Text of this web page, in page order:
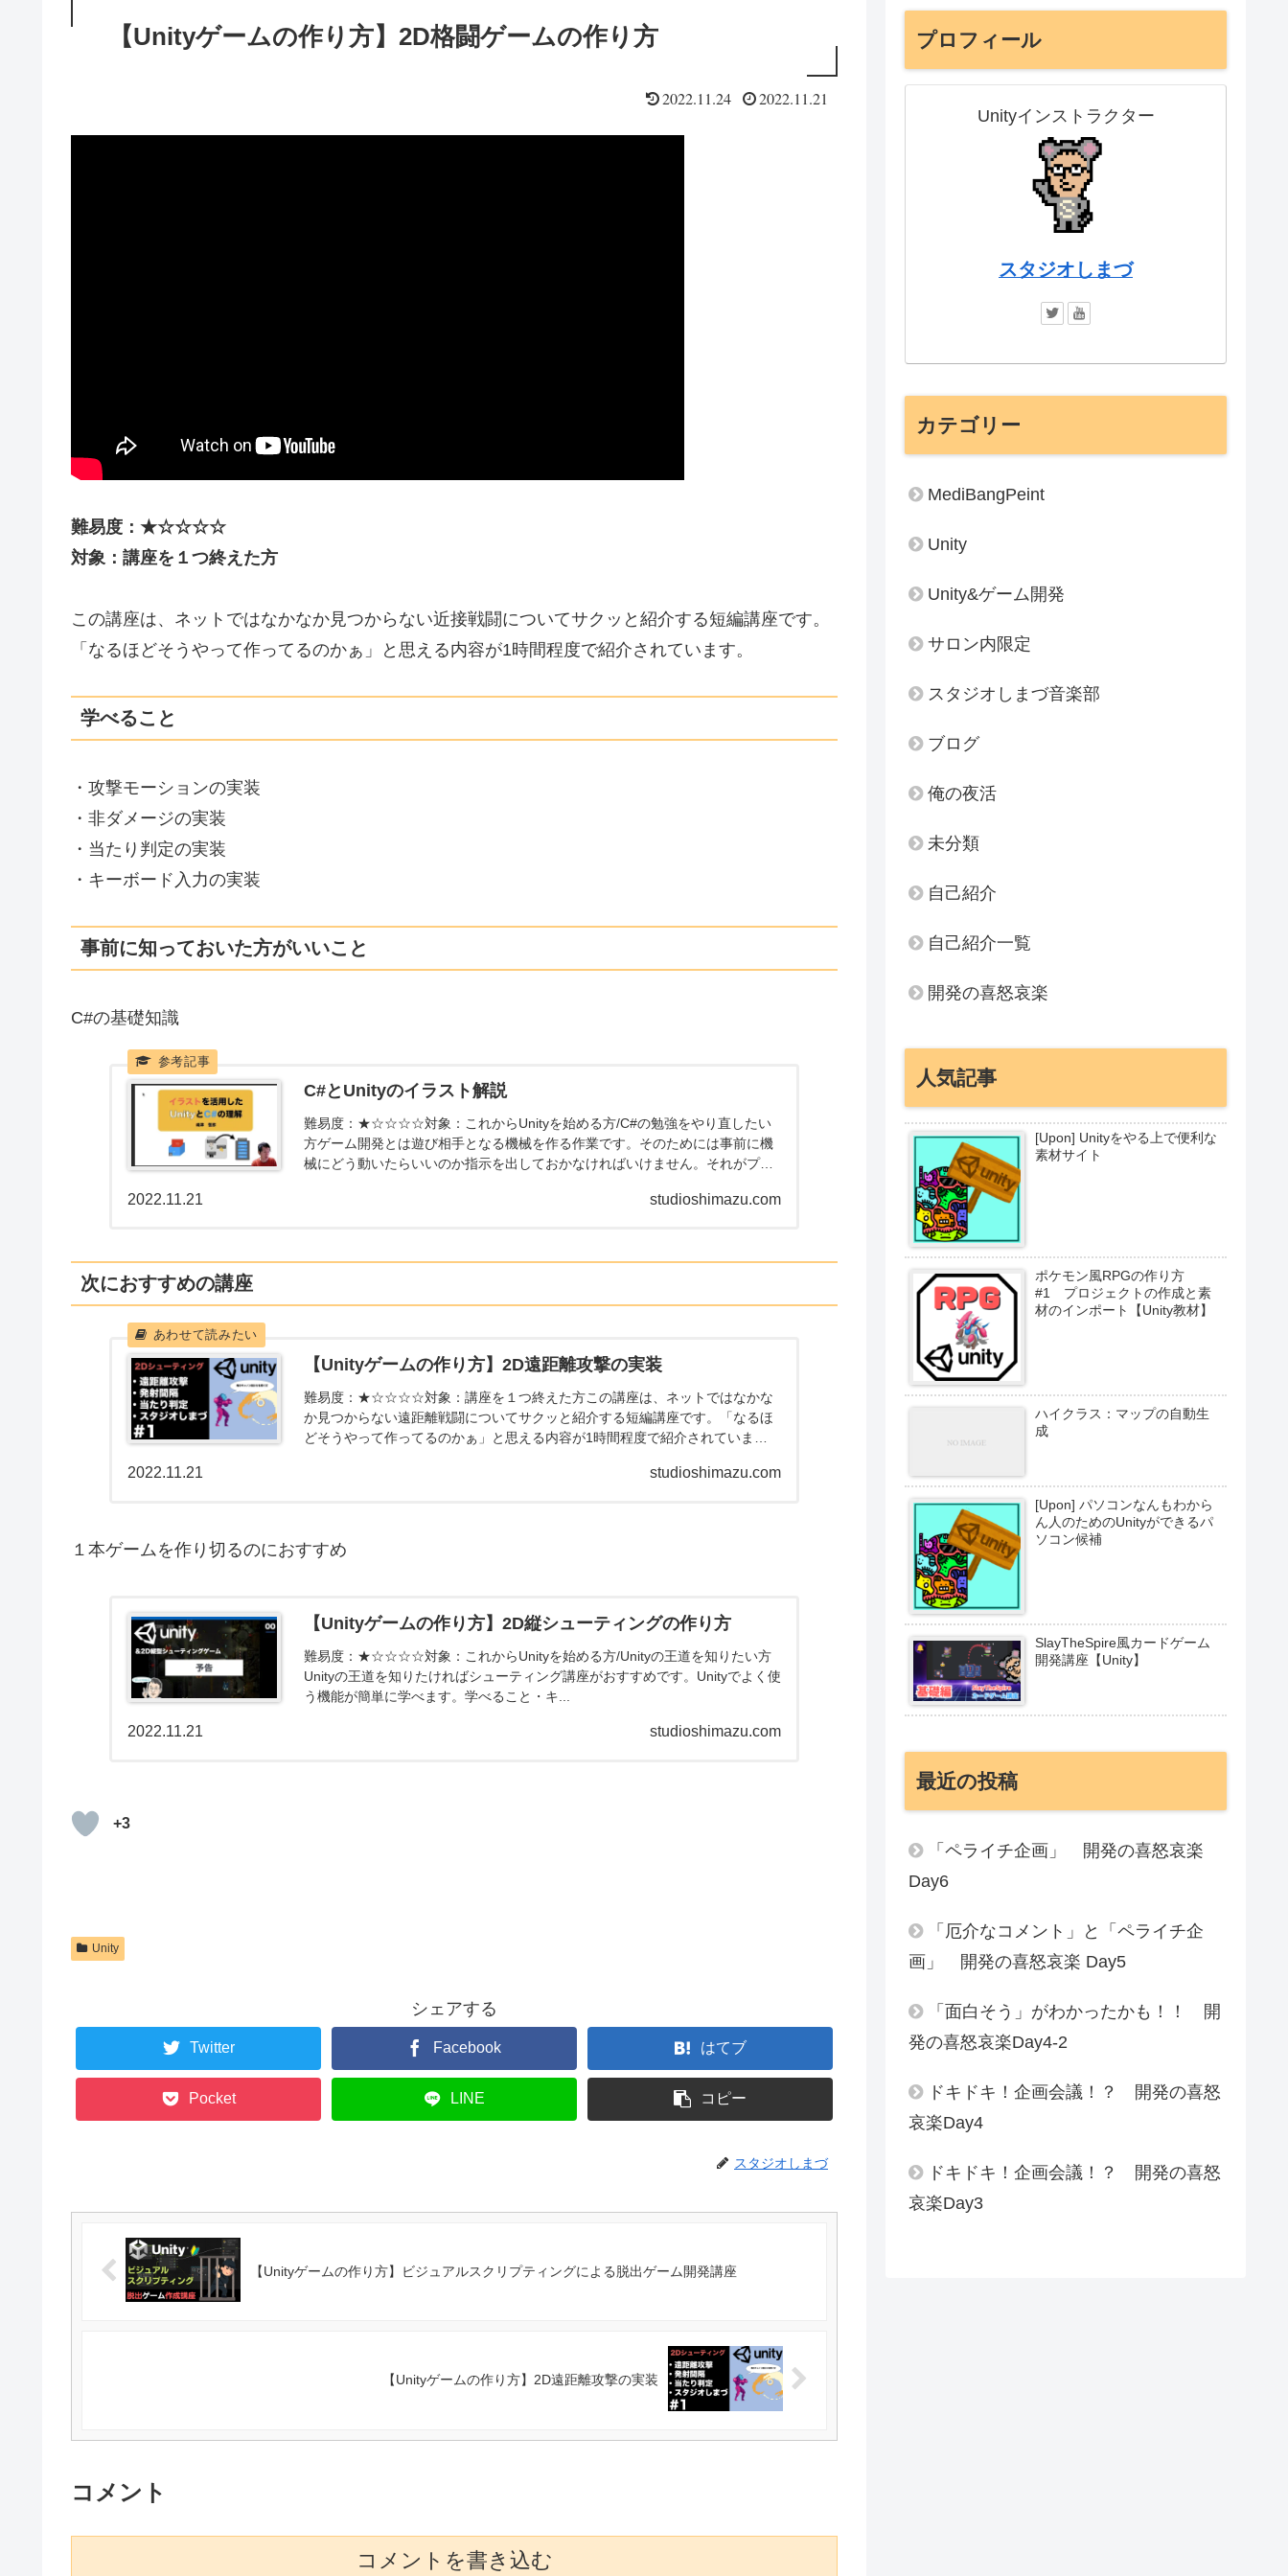
【Unityゲームの作り方】2D格闘ゲームの作り方
2022.11.24 2022.11.21
難易度：★☆☆☆☆
対象：講座を１つ終えた方
この講座は、ネットではなかなか見つからない近接戦闘についてサクッと紹介する短編講座です。
「なるほどそうやって作ってるのかぁ」と思える内容が1時間程度で紹介されています。
学べること
・攻撃モーションの実装
・非ダメージの実装
・当たり判定の実装
・キーボード入力の実装
事前に知っておいた方がいいこと
C#の基礎知識
C#とUnityのイラスト解説
難易度：★☆☆☆☆対象：これからUnityを始める方/C#の勉強をやり直したい
方ゲーム開発とは遊び相手となる機械を作る作業です。そのためには事前に機
械にどう動いたらいいのか指示を出しておかなければいけません。それがプ
studioshimazu.com
2022.11.21
次におすすめの講座
【Unityゲームの作り方】2D遠距離攻撃の実装
難易度：★☆☆☆☆対象：講座を１つ終えた方この講座は、ネットではなかな
か見つからない遠距離戦闘についてサクッと紹介する短編講座です。「なるほ
どそうやって作ってるのかぁ」と思える内容が1時間程度で紹介されていま
studioshimazu.com
2022.11.21
１本ゲームを作り切るのにおすすめ
【Unityゲームの作り方】2D縦シューティングの作り方
難易度：★☆☆☆☆対象：これからUnityを始める方/Unityの王道を知りたい方
Unityの王道を知りたければシューティング講座がおすすめです。Unityでよく使
う機能が簡単に学べます。学べること・キ...
studioshimazu.com
2022.11.21
+3
Unity
シェアする
Twitter Facebook はてブ
Pocket LINE コピー
スタジオしまづ
【Unityゲームの作り方】ビジュアルスクリプティングによる脱出ゲーム開発講座
【Unityゲームの作り方】2D遠距離攻撃の実装
コメント
コメントを書き込む
プロフィール
Unityインストラクター
スタジオしまづ
カテゴリー
MediBangPeint
Unity
Unity&ゲーム開発
サロン内限定
スタジオしまづ音楽部
ブログ
俺の夜活
未分類
自己紹介
自己紹介一覧
開発の喜怒哀楽
人気記事
[Upon] Unityをやる上で便利な
素材サイト
ポケモン風RPGの作り方
#1 プロジェクトの作成と素
材のインポート【Unity教材】
ハイクラス：マップの自動生
成
[Upon] パソコンなんもわから
ん人のためのUnityができるパ
ソコン候補
SlayTheSpire風カードゲーム
開発講座【Unity】
最近の投稿
「ペライチ企画」 開発の喜怒哀楽
Day6
「厄介なコメント」と「ペライチ企
画」 開発の喜怒哀楽 Day5
「面白そう」がわかったかも！！ 開
発の喜怒哀楽Day4-2
ドキドキ！企画会議！？ 開発の喜怒
哀楽Day4
ドキドキ！企画会議！？ 開発の喜怒
哀楽Day3